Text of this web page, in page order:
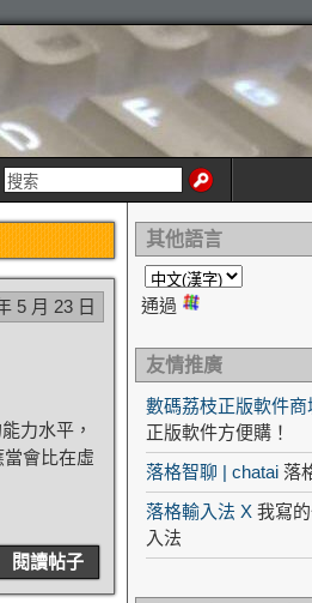
5 月 23 日
力水平，
會比在虛
閱讀帖子
其他語言
通過
友情推廣
數碼荔枝正版軟件商
正版軟件方便購！
落格智聊 | chatai 落
落格輸入法 X 我寫
入法